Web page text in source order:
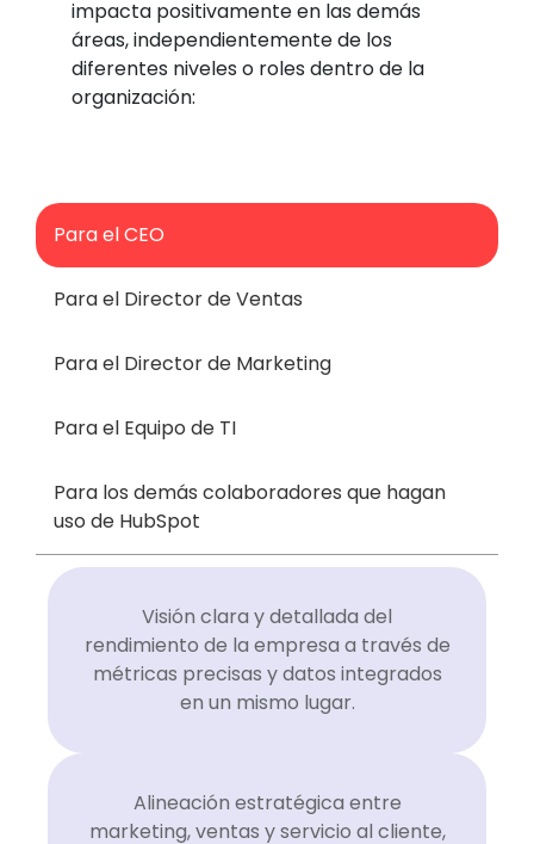
impacta positivamente en las demás
áreas, independientemente de los
diferentes niveles o roles dentro de la
organización:
Para el CEO
Para el Director de Ventas
Para el Director de Marketing
Para el Equipo de TI
Para los demás colaboradores que hagan
uso de HubSpot
Visión clara y detallada del
rendimiento de la empresa a través de
métricas precisas y datos integrados
en un mismo lugar.
Alineación estratégica entre
marketing, ventas y servicio al cliente,